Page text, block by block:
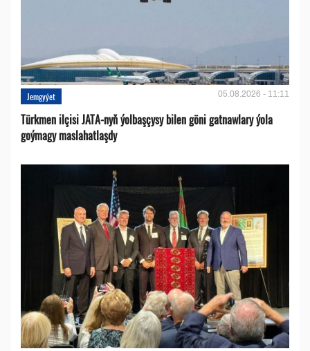
Jemgyýet 05.08.2026 - 11:11
Türkmen ilçisi JATA-nyň ýolbaşçysy bilen göni gatnawlary ýola
goýmagy maslahatlaşdy